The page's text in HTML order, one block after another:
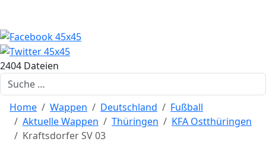
2404 Dateien
Suchen
Home Wappen Deutschland
Fußball
Aktuelle Wappen
Thüringen
KFA Ostthüringen
Kraftsdorfer SV 03